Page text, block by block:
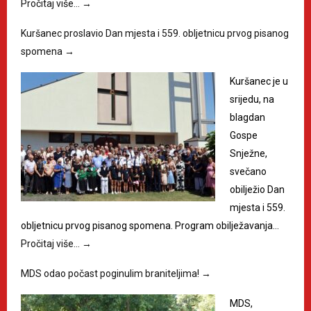
Pročitaj više… →
Kuršanec proslavio Dan mjesta i 559. obljetnicu prvog pisanog
spomena →
Kuršanec je u
srijedu, na
blagdan
Gospe
Snježne,
svečano
obilježio Dan
mjesta i 559.
obljetnicu prvog pisanog spomena. Program obilježavanja…
Pročitaj više…
→
MDS odao počast poginulim braniteljima! →
MDS,